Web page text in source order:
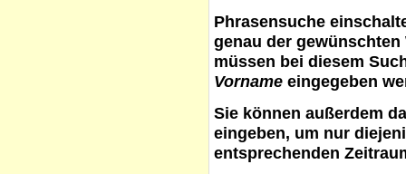
Phrasensuche
genau der
müssen bei diesem
Vorname eingegeben
Sie können außerdem
eingeben, um nur
entsprechenden